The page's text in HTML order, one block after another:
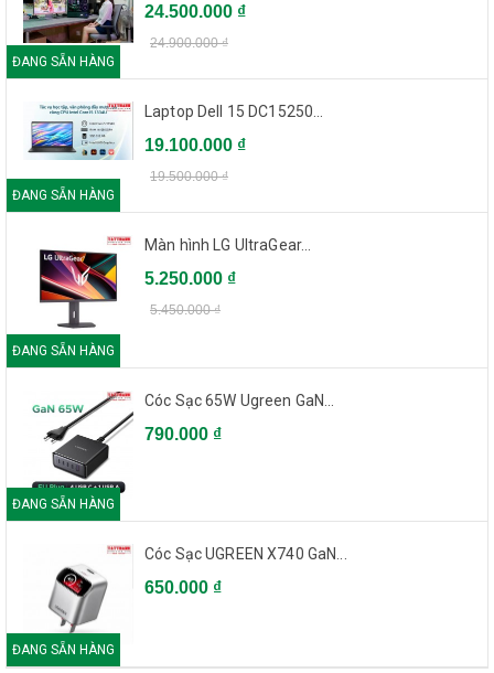
ĐANG SẴN HÀNG
24.500.000 ₫
24.900.000 ₫
ĐANG SẴN HÀNG
Laptop Dell 15 DC15250...
19.100.000 ₫
19.500.000 ₫
ĐANG SẴN HÀNG
Màn hình LG UltraGear...
5.250.000 ₫
5.450.000 ₫
ĐANG SẴN HÀNG
Cóc Sạc 65W Ugreen GaN...
790.000 ₫
ĐANG SẴN HÀNG
Cóc Sạc UGREEN X740 GaN...
650.000 ₫